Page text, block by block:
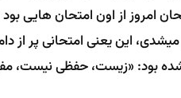
امروز از اون امتحان هایی
این یعنی امتحانی پر از
بود: «زیست، حفظی نیست،